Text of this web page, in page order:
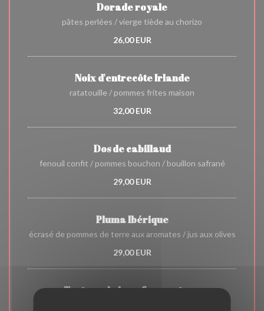
Dorade royale
pâtes perlées / vierge tiède au chorizo
26,00 EUR
Noix d'entrecôte Irlande
ratatouille / pommes frites maison
32,00 EUR
Dos de cabillaud
fenouil confit / pommes bouchon / bouillon safrané
29,00 EUR
Pluma Ibérique
écrasé de pommes de terre aux aromates / jus aux olives
29,00 EUR
Tartare de boeuf au couteau